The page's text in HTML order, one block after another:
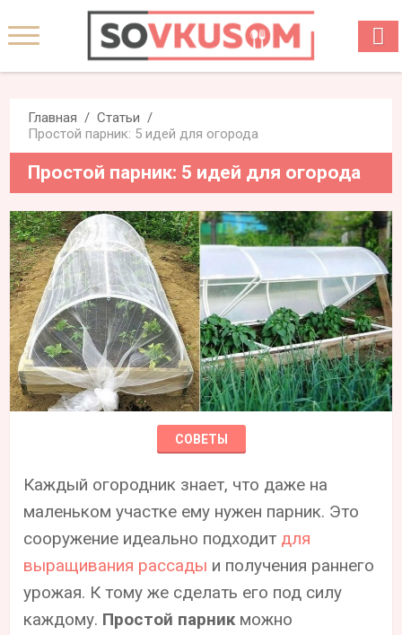
Главная
Статьи
Простой парник: 5 идей для огорода
Простой парник: 5 идей для огорода
СОВЕТЫ
Каждый огородник знает, что даже на
маленьком участке ему нужен парник. Это
сооружение идеально подходит для
выращивания рассады и получения раннего
урожая. К тому же сделать его под силу
каждому. Простой парникможно